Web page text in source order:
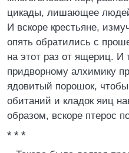
цикады, лишающее
И вскоре крестьяне,
опять обратились с
на этот раз от ящериц. И
придворному алхимику
ядовитый порошок,
обитаний и кладок яиц
образом, вскоре птерос
* * *